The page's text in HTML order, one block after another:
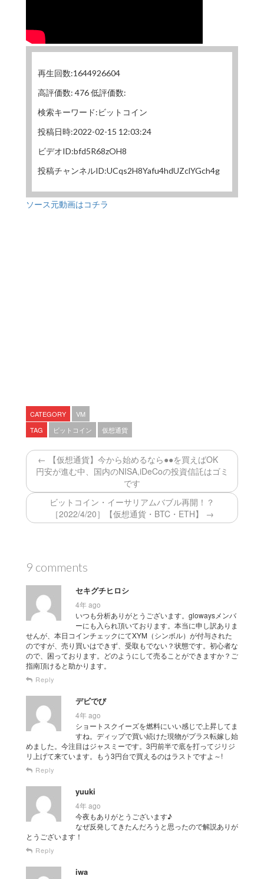
再生回数:1644926604
高評価数: 476 低評価数:
検索キーワード:ビットコイン
投稿日時:2022-02-15 12:03:24
ビデオID:bfd5R68zOH8
投稿チャンネルID:UCqs2H8Yafu4hdUZclYGch4g
ソース元動画はコチラ
CATEGORY
VM
TAG
ビットコイン 仮想通貨
← 【仮想通貨】今から始めるなら●●を買えばOK
円安が進む中、国内のNISA,iDeCoの投資信託はゴミ
です
ビットコイン・イーサリアムバブル再開！？
［2022/4/20］【仮想通貨・BTC・ETH】 →
9 comments
セキグチヒロシ
4年 ago
いつも分析ありがとうございます。glowaysメンバ
ーにも入られ頂いております。本当に申し訳ありま
せんが、本日コインチェックにてXYM（シンボル）が付与された
のですが、売り買いはできず、受取もでない？状態です。初心者な
ので、困っております。どのようにして売ることができますか？ご
指南頂けると助かります。
Reply
デビでび
4年 ago
ショートスクイーズを燃料にいい感じで上昇してま
すね。ディップで買い続けた現物がプラス転嫁し始
めました。今注目はジャスミーです。3円前半で底を打ってジリジ
リ上げて来ています。もう3円台で買えるのはラストですよ～!
Reply
yuuki
4年 ago
今夜もありがとうございます♪
なぜ反発してきたんだろうと思ったので解説ありが
とうございます！
Reply
iwa